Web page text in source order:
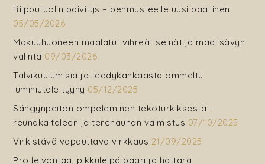
Riipputuolin päivitys – pehmusteelle uusi päällinen
05/05/2026
Makuuhuoneen maalatut vihreät seinät ja maalisävyn
valinta 09/03/2026
Talvikuulumisia ja teddykankaasta ommeltu
lumihiutale tyyny 05/12/2025
Sängynpeiton ompeleminen tekoturkiksesta –
reunakaitaleen ja terenauhan valmistus 07/10/2025
Virkistävä vapauttava virkkaus 21/09/2025
Pro leivontaa, pikkuleipä baari ja hattara